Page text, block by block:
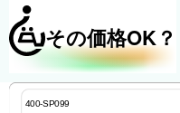
その価格OK？